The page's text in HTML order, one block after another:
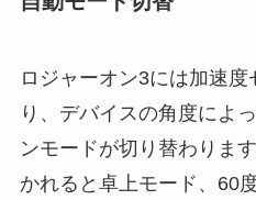
ロジャーオン3には加速
り、デバイスの角度によ
ンモードが切り替わりま
かれると卓上モード、60